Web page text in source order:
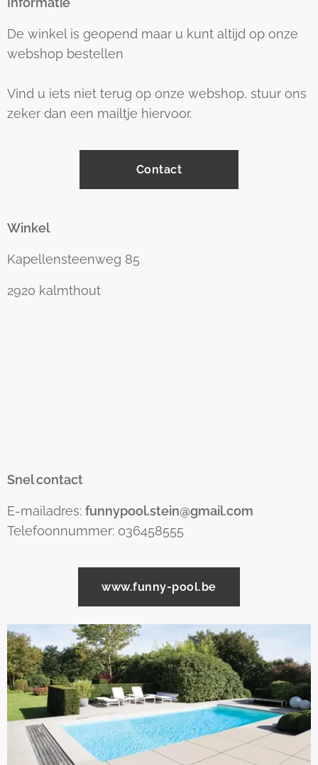
De winkel is geopend maar u kunt altijd op onze
webshop bestellen
Vind u iets niet terug op onze webshop, stuur ons
zeker dan een mailtje hiervoor.
Contact
Winkel
Kapellensteenweg 85
2920 kalmthout
Snel contact
E-mailadres: funnypool.stein@gmail.com
Telefoonnummer: 036458555
www.funny-pool.be